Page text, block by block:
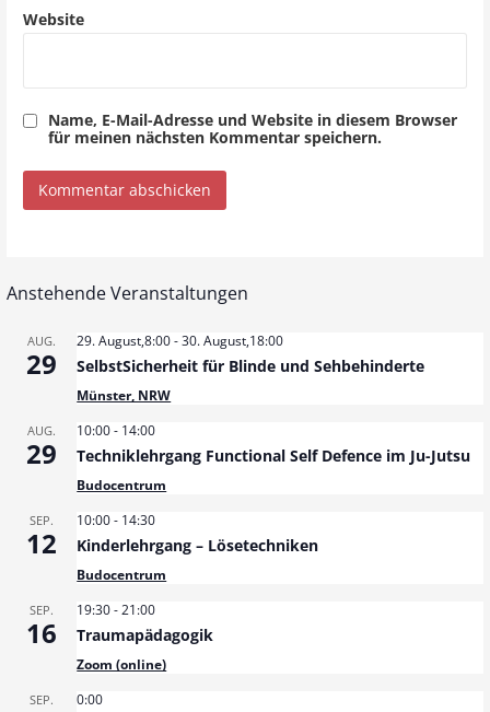
Website
Name, E-Mail-Adresse und Website in diesem Browser
für meinen nächsten Kommentar speichern.
Anstehende Veranstaltungen
AUG.
29
29. August,8:00-30. August,18:00
SelbstSicherheit für Blinde und Sehbehinderte
Münster, NRW
AUG.
29
10:00- 14:00
Techniklehrgang Functional Self Defence im Ju-Jutsu
Budocentrum
SEP.
12
10:00- 14:30
Kinderlehrgang – Lösetechniken
Budocentrum
SEP.
16
19:30-21:00
Traumapädagogik
Zoom (online)
SEP. 0:00